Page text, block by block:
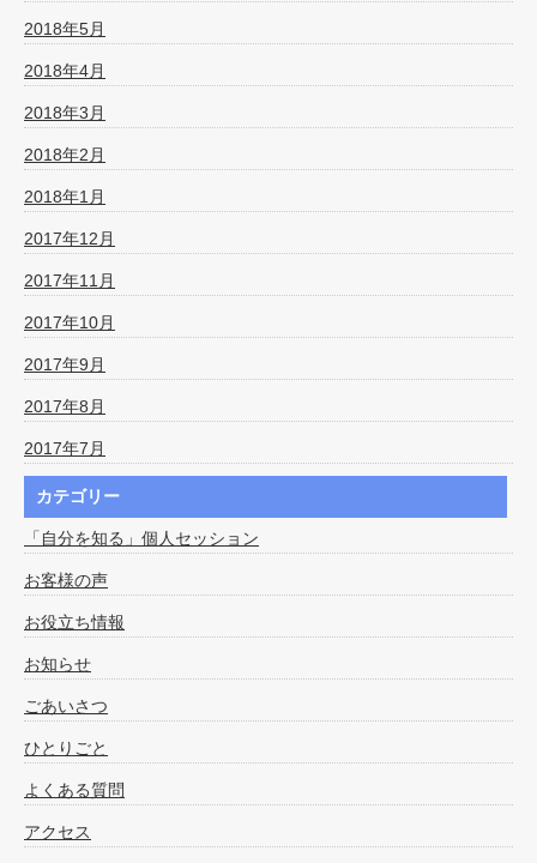
2018年5月
2018年4月
2018年3月
2018年2月
2018年1月
2017年12月
2017年11月
2017年10月
2017年9月
2017年8月
2017年7月
カテゴリー
「自分を知る」個人セッション
お客様の声
お役立ち情報
お知らせ
ごあいさつ
ひとりごと
よくある質問
アクセス